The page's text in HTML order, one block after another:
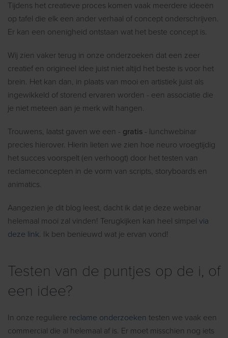
Tijdens het creatieve proces komen vaak meerdere ideeën
op tafel die elk een ander verhaal of concept onderschrijven.
Er kan een onenigheid ontstaan wat het beste concept is.
Wij zien vaker terug in onze onderzoeken dat een zeer
creatief en origineel idee juist niet altijd het beste is voor het
brein. Het kan dan, in plaats van mooi en artistiek juist als
ingewikkeld of storend ervaren worden - een associatie die
je niet meteen aan je merk wilt hangen.
Trouwens, laatst gaven we een - gratis - lunchwebinar
precies hierover. Hierin lieten we zien hoe neuro vroegtijdig
het succes voorspelt (en verhoogt) door het testen van
reclameconcepten in de vorm van scripts, storyboards en
animatics.
Aangezien je dit blog leest, dacht ik dat je deze webinar
helemaal mooi zal vinden! Terugkijken kan heel simpel via
deze link. Ik ben benieuwd wat je ervan vond!
Testen van de puntjes op de i, of
een idee?
In onze reguliere reclame onderzoeken testen we vaak een
commercial die al helemaal af is. Er moet misschien nog iets